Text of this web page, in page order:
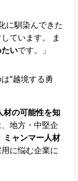
に馴染んできた
ています。 ま
いです。」
“越境する勇
材の可能性を知
、地方・中堅企
ミャンマー人材
に悩む企業に